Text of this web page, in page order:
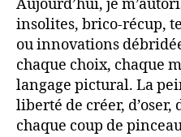
Aujourd’hui, je
insolites, brico-récup,
ou innovations
chaque choix, chaque
langage pictural. La
liberté de créer,
chaque coup de